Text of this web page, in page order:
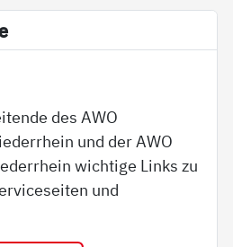
des AWO
und der AWO
wichtige Links zu
und